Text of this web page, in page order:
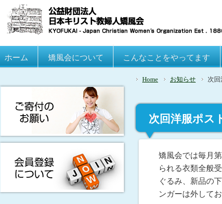
Skip to primary content
Skip to secondary content
ホーム 矯風会について こんなことをやってます
Home お知らせ 次
次回洋服ポス
矯風会では毎月
られる衣類全般
ぐるみ、新品の
ンガーは外して